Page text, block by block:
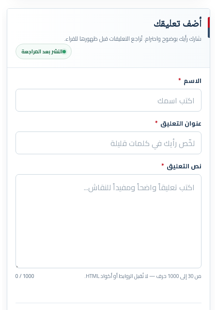
أضف تعليقك
شارك رأيك بوضوح واحترام. تُراجع التعليقات قبل ظهورها للقراء.
النشر بعد المراجعة
اترك هذا الحقل فارغاً
الاسم *
عنوان التعليق *
نص التعليق *
من 30 إلى 1000 حرف — لا تُقبل الروابط أو أكواد HTML. 0 / 1000